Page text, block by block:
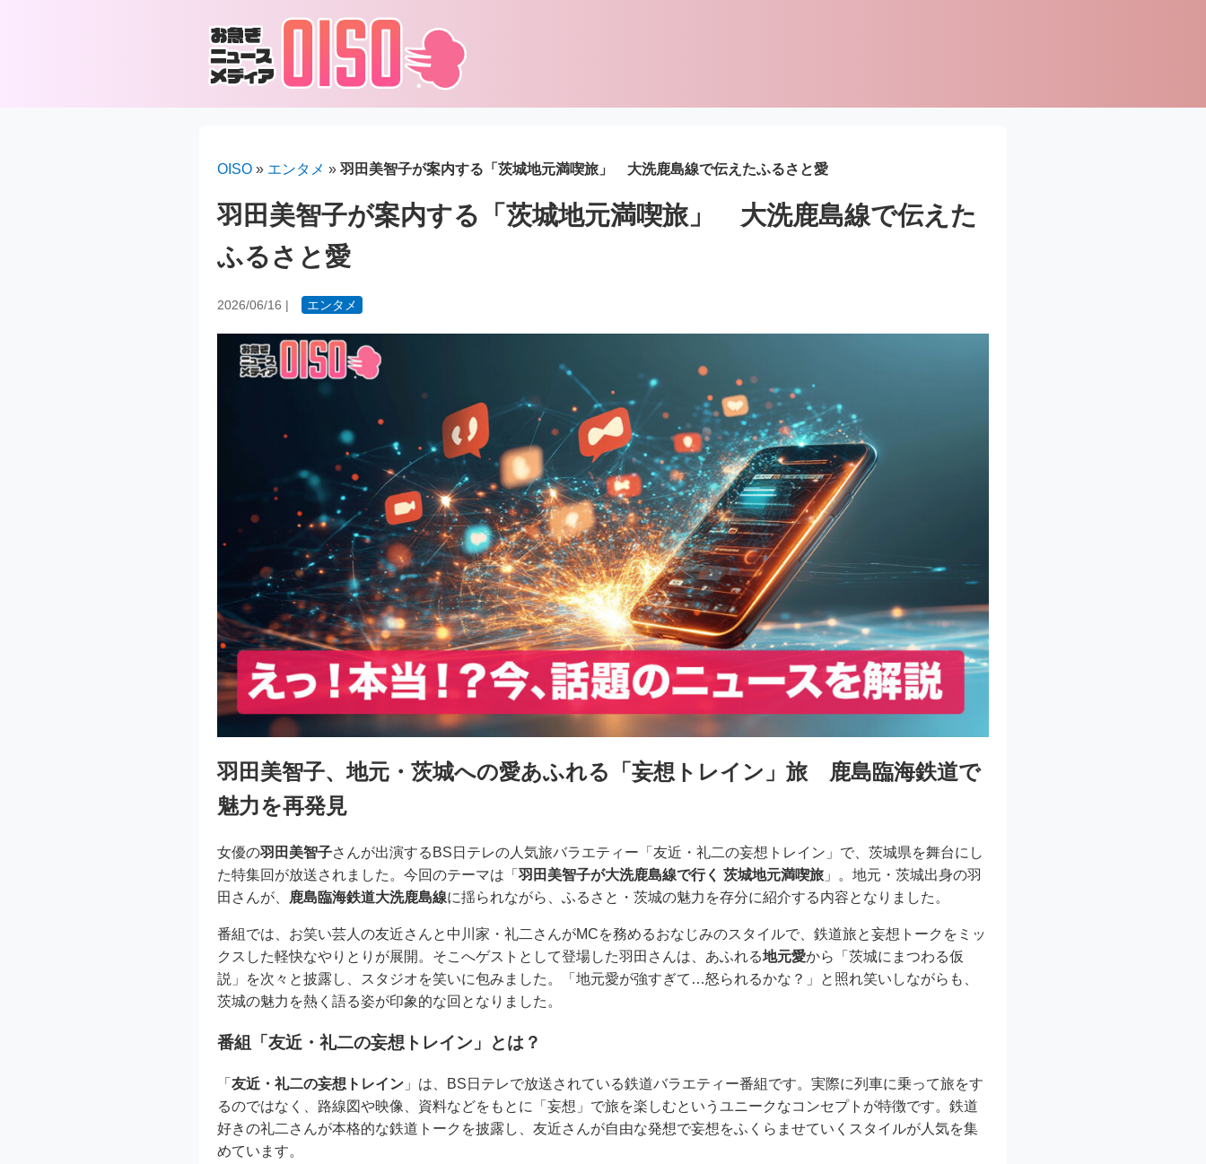
OISO » エンタメ » 羽田美智子が案内する「茨城地元満喫旅」 大洗鹿島線で伝えたふるさと愛
羽田美智子が案内する「茨城地元満喫旅」 大洗鹿島線で伝えた
ふるさと愛
2026/06/16 | エンタメ
羽田美智子、地元・茨城への愛あふれる「妄想トレイン」旅 鹿島臨海鉄道で
魅力を再発見
女優の羽田美智子さんが出演するBS日テレの人気旅バラエティー「友近・礼二の妄想トレイン」で、茨城県を舞台にし
た特集回が放送されました。今回のテーマは「 羽田美智子が大洗鹿島線で行く 茨城地元満喫旅 」。地元・茨城出身の羽
田さんが、
鹿島臨海鉄道大洗鹿島線に揺られながら、ふるさと・茨城の魅力を存分に紹介する内容となりました。
番組では、お笑い芸人の友近さんと中川家・礼二さんがMCを務めるおなじみのスタイルで、鉄道旅と妄想トークをミッ
クスした軽快なやりとりが展開。そこへゲストとして登場した羽田さんは、あふれる地元愛から「茨城にまつわる仮
説」を次々と披露し、スタジオを笑いに包みました。「地元愛が強すぎて…怒られるかな？」と照れ笑いしながらも、
茨城の魅力を熱く語る姿が印象的な回となりました。
番組「友近・礼二の妄想トレイン」とは？
「 友近・礼二の妄想トレイン 」は、BS日テレで放送されている鉄道バラエティー番組です。実際に列車に乗って旅をす
るのではなく、路線図や映像、資料などをもとに「妄想」で旅を楽しむというユニークなコンセプトが特徴です。鉄道
好きの礼二さんが本格的な鉄道トークを披露し、友近さんが自由な発想で妄想をふくらませていくスタイルが人気を集
めています。